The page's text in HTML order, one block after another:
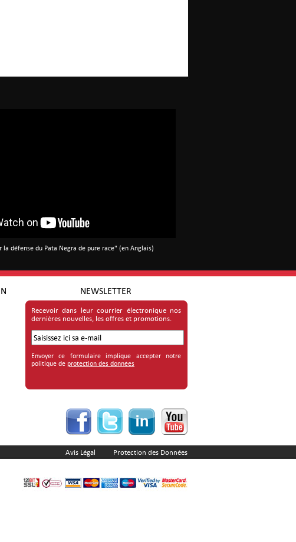
la défense du Pata Negra de pure race" (en Anglais)
NEWSLETTER
Recevoir dans leur courrier électronique nos
dernières nouvelles, les offres et promotions.
Envoyer ce formulaire implique accepter notre
politique de protection des données
Avis Légal Protection des Données